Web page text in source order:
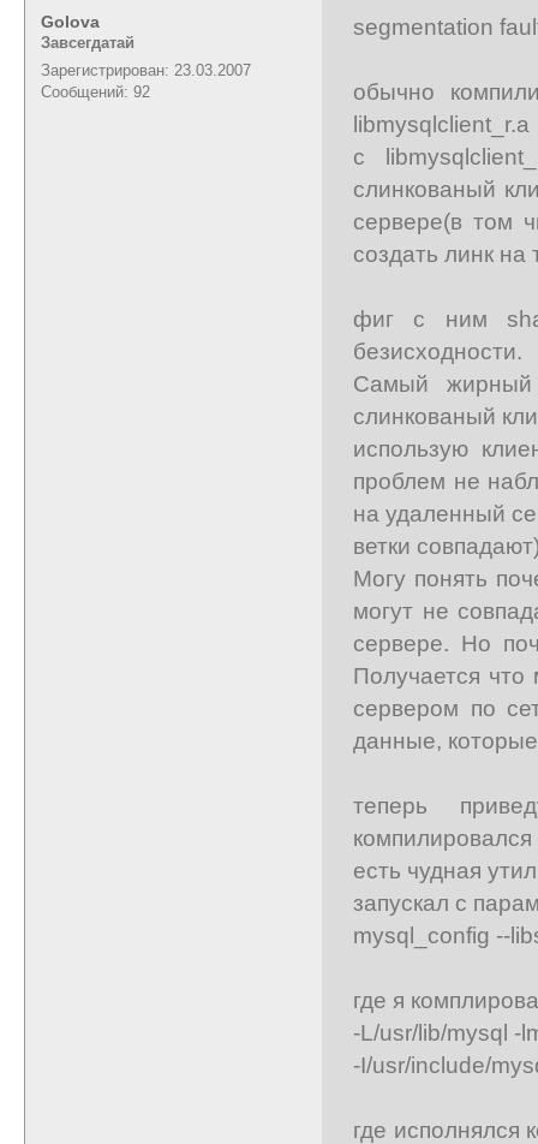
Golova
Завсегдатай
Зарегистрирован: 23.03.2007
Сообщений: 92
segmentation
обычно
с
слинкованый
сервере(в том
создать линк
фиг с ним
безисходности.
Самый жирный
слинкованый
использую
проблем не
на удаленный
ветки
Могу понять
могут не
сервере. Но
Получается что
сервером по
данные,
теперь
компилировался
есть чудная
запускал с
mysql_config --
где я
-L/usr/lib/mysql -
-I/usr/include/
где исполнялся